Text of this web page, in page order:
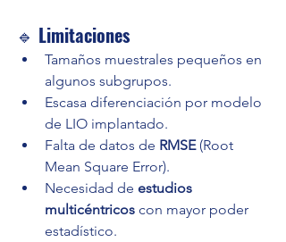
🔹 Limitaciones
Tamaños muestrales pequeños en
algunos subgrupos.
Escasa diferenciación por modelo
de LIO implantado.
Falta de datos de RMSE (Root
Mean Square Error).
Necesidad de estudios
multicéntricos con mayor poder
estadístico.